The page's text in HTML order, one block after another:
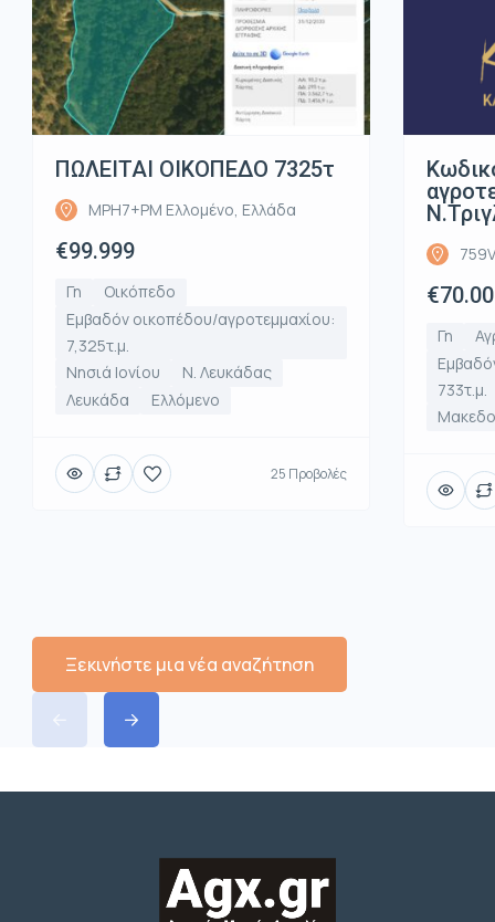
ΠΩΛΕΙΤΑΙ ΟΙΚΟΠΕΔΟ 7325τ
MPH7+PM Ελλομένο, Ελλάδα
€99.999
Γη
Οικόπεδο
Εμβαδόν οικοπέδου/αγροτεμμαχίου:
7,325τ.μ.
Νησιά Ιονίου
Ν. Λευκάδας
Λευκάδα
Ελλόμενο
25 Προβολές
Γη
733τ.μ.
Ξεκινήστε μια νέα αναζήτηση